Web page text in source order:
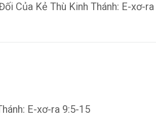
Của Kẻ Thù Kinh Thánh: E-xơ-ra
E-xơ-ra 9:5-15